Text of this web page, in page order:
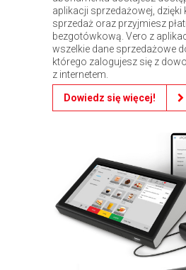
aplikacji sprzedażowej, dzięki
sprzedaż oraz przyjmiesz
bezgotówkową. Vero z
wszelkie dane sprzedażowe
którego zalogujesz się z
z internetem.
Dowiedz się więcej!